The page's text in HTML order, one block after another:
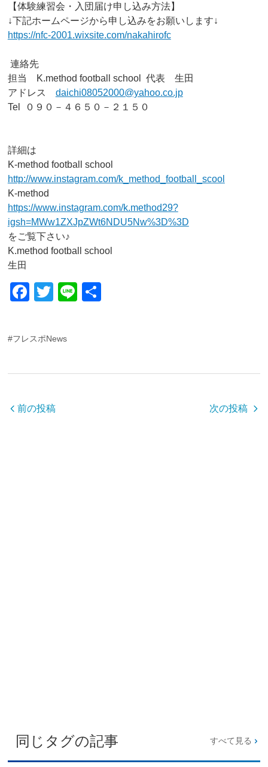
【体験練習会・入団届け申し込み方法】
↓下記ホームページから申し込みをお願いします↓
https://nfc-2001.wixsite.com/nakahirofc
連絡先
担当 K.method football school 代表 生田
アドレス daichi08052000@yahoo.co.jp
Tel ０９０－４６５０－２１５０
詳細は
K-method football school
http://www.instagram.com/k_method_football_scool
K-method
https://www.instagram.com/k.method29?
igsh=MWw1ZXJpZWt6NDU5Nw%3D%3D
をご覧下さい♪
K.method football school
生田
F
e
b
o
T
Li
#フレスポNews
前の投稿 次の投稿
同じタグの記事 すべて見る